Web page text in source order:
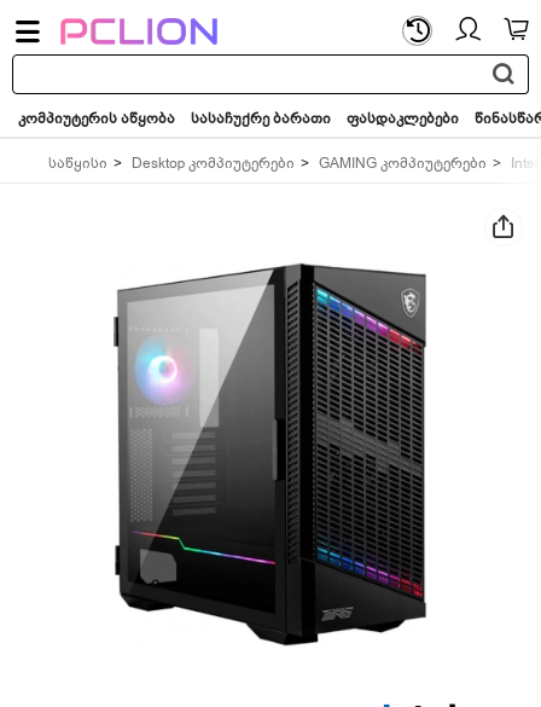
საძიებო
სიტყვა...
კომპიუტერის აწყობა სასაჩუქრე ბარათი ფასდაკლებები
საწყისი Desktop კომპიუტერები GAMING კომპიუტერები Intel